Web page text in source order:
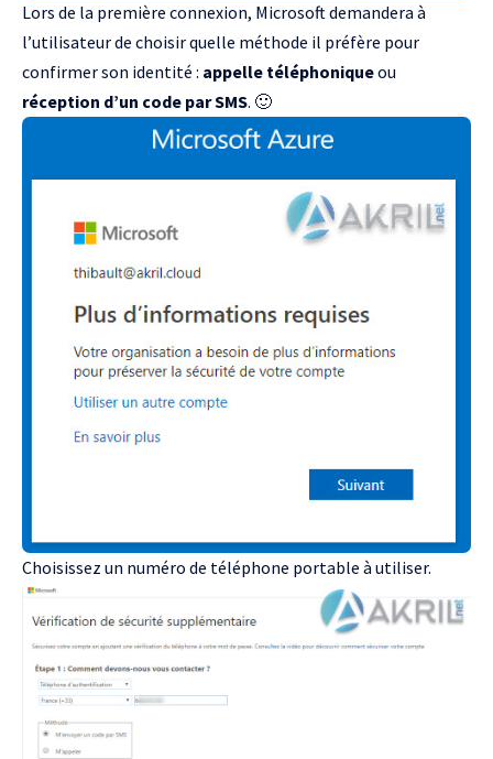
Lors de la première connexion, Microsoft demandera à
l’utilisateur de choisir quelle méthode il préfère pour
confirmer son identité : appelle téléphoniqueou
réception d’un code par SMS. 🙂
Choisissez un numéro de téléphone portable à utiliser.